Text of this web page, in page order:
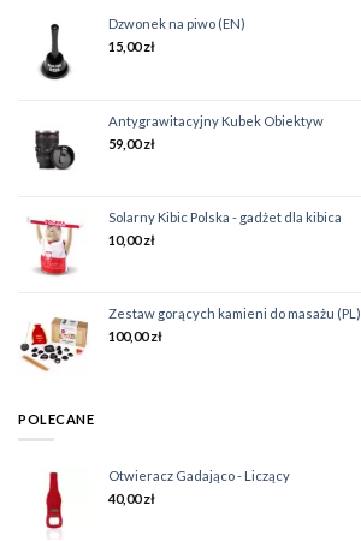
Dzwonek na piwo (EN)
15,00zł
Antygrawitacyjny Kubek Obiektyw
59,00zł
Solarny Kibic Polska - gadżet dla kibica
10,00zł
Zestaw gorących kamieni do masażu (PL)
100,00zł
POLECANE
Otwieracz Gadająco - Liczący
40,00zł